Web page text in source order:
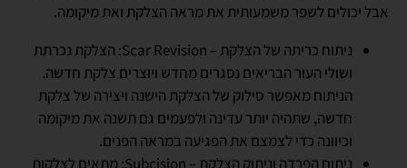
אבל יכולים לשפר משמעותית את מראה הצלקת ואת מיקומה.
ניתוח כריתה של הצלקת – Scar Revision: הצלקת נכרתת
ושולי העור הבריאים נסגרים מחדש ויוצרים צלקת חדשה.
הניתוח מאפשר סילוק של הצלקת הישנה ויצירה של צלקת
חדשה, שתהיה יותר עדינה ולפעמים גם תשנה את מיקומה
וכיוונה כדי לצמצם את הפגיעה במראה הפנים.
ניתוח הפרדה וניתוק הצלקת – Subcision: מתאים לצלקות